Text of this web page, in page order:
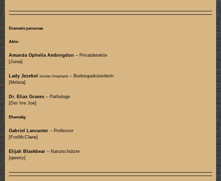
Dramatis personae
Aktiv
Amanda Ophelia Ambingdon – Privatdetektiv
[Junai]
Lady Jezebel (Amber Shephard) – Burlesquekünstlerin
[Melora]
Dr. Elias Graves – Pathologe
[Der Irre Joe]
Ehemalig
Gabriel Lancaster – Professor
[FoxMcClane]
Elijah Blackbear – Naturschützer
[qwertz]